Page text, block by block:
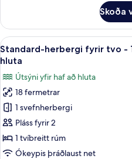
port
sjávarsýn
með
tvíbreiðu
rúmi
-
Skoða
Skoða
allar
myndir
fyrir
Standard-
herbergi
fyrir
tvo
-
1
Standard-herbergi fyrir tvo -
hluta
Útsýni yfir haf að hluta
18 fermetrar
1 svefnherbergi
Pláss fyrir 2
1 tvíbreitt rúm
Ókeypis þráðlaust net